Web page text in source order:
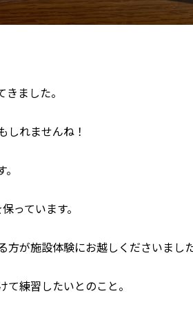
ました。
しれませんね！
っています。
方が施設体験にお越しくださいまし
練習したいとのこと。